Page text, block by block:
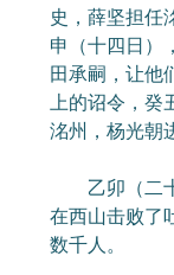
史，薛坚担任
申（十四日）
田承嗣，让他
上的诏令，
洺州，杨光朝
乙卯（二十
在西山击败了
数千人。